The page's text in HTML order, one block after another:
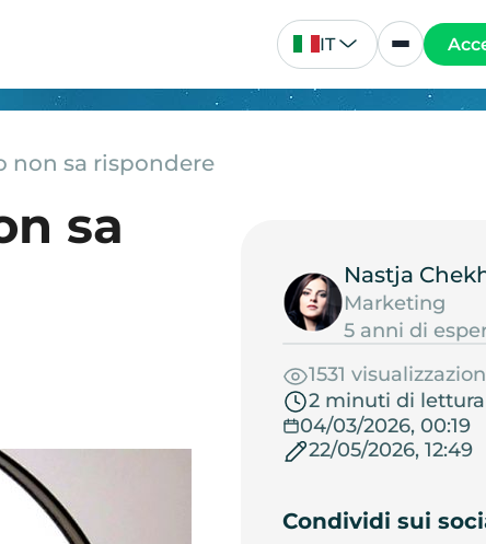
IT
non sa rispondere
sa
Nastja
Marketing
5 anni di
1531
2 minuti di lettura
04/03/2026, 00:19
22/05/2026, 12:49
Condividi sui